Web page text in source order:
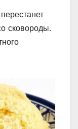
сковороды.